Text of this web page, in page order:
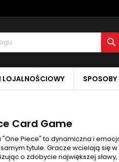
LOJALNOŚCIOWY
Card Game
"One Piece" to dynamiczna i
tytule. Gracze wcielają się
o zdobycie największej
produkty na swojej liście